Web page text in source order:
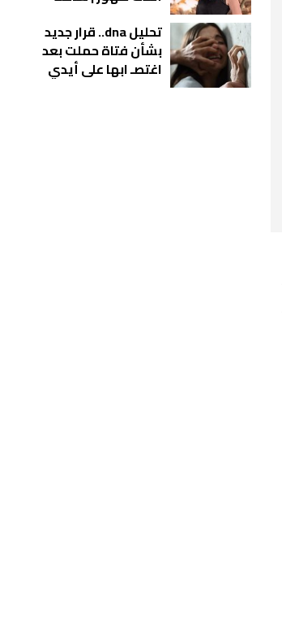
تحليل dna.. قرار جديد
بشأن فتاة حملت بعد
اغتصـ ابها على أيدي